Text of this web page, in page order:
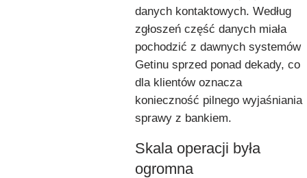
danych kontaktowych. Według
zgłoszeń część danych miała
pochodzić z dawnych systemów
Getinu sprzed ponad dekady, co
dla klientów oznacza
konieczność pilnego wyjaśniania
sprawy z bankiem.
Skala operacji była
ogromna